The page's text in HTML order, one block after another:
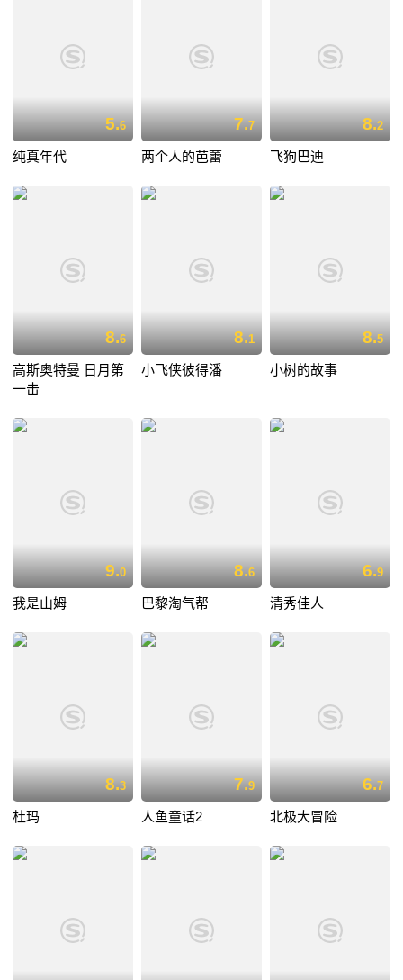
5.6
纯真年代
7.7
两个人的芭蕾
8.2
飞狗巴迪
8.6
高斯奥特曼 日月第
一击
8.1
小飞侠彼得潘
8.5
小树的故事
9.0
我是山姆
8.6
巴黎淘气帮
6.9
清秀佳人
8.3
杜玛
7.9
人鱼童话2
6.7
北极大冒险